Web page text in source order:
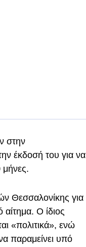
στην
έκδοσή του για να
μήνες.
Θεσσαλονίκης για
Ο ίδιος
«πολιτικά», ενώ
παραμείνει υπό